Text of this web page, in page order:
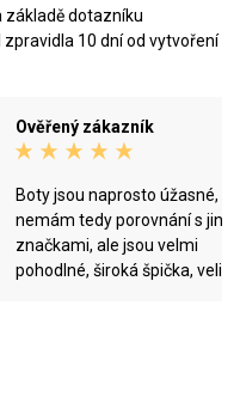
základě dotazníku
10 dní od vytvoření
Ověřený zákazník
Boty jsou naprosto úžasné,
nemám tedy porovnání s
značkami, ale jsou velmi
pohodlné, široká špička,